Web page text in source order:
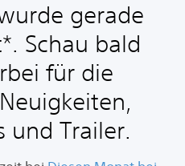
gerade
Schau bald
für die
und Trailer.